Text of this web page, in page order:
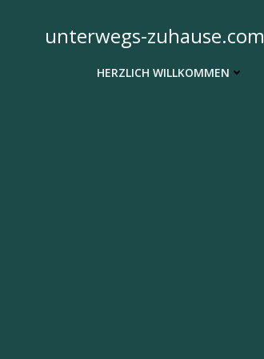
springenunterwegs-zuhause.com
HERZLICH WILLKOMMEN